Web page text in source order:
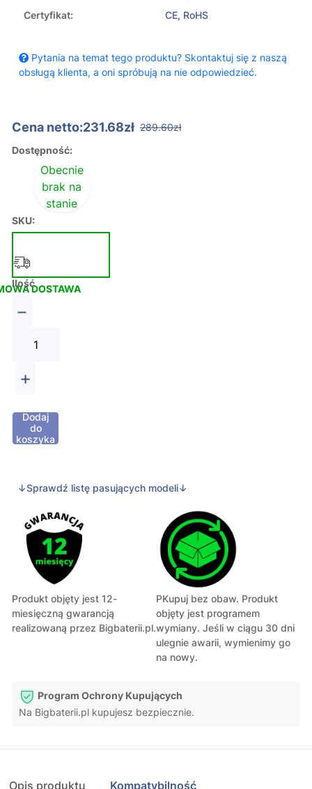
Certyfikat:
CE, RoHS
Pytania na temat tego produktu? Skontaktuj się z naszą
obsługą klienta, a oni spróbują na nie odpowiedzieć.
Cena netto:231.68zł 289.60zł
Dostępność:
Obecnie
brak na
stanie
SKU:
DOSTAWA
Ilość
−
+
Dodaj
do
koszyka
↓Sprawdź listę pasujących modeli↓
Produkt objęty jest 12-
miesięczną gwarancją
realizowaną przez Bigbaterii.pl.
PKupuj bez obaw. Produkt
objęty jest programem
wymiany. Jeśli w ciągu 30 dni
ulegnie awarii, wymienimy go
na nowy.
Program Ochrony Kupujących
Na Bigbaterii.pl kupujesz bezpiecznie.
Opis produktu Kompatybilność